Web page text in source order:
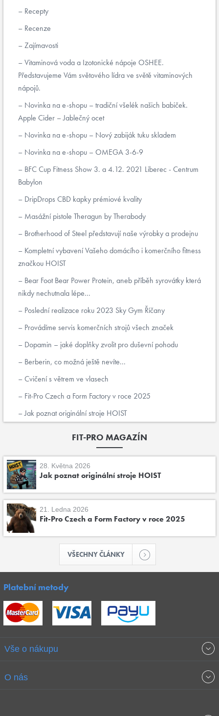
Recepty
Recenze
Zajímavosti
Vitaminová voda a Izotonické nápoje OSHEE.
Představujeme Vám světového lídra ve světě vitaminových
nápojů.
Novinka na e-shopu – tradiční všelék našich babiček.
Apple Cider – Jablečný ocet
Novinka na e-shopu – Nový zabiják tuku skladem
Novinka na e-shopu – OMEGA 3-6-9
BFC Cup Fitness Show 3. a 4.12. 2021 Liberec - Centrum
Babylon
DripDrops CBD kapky prémiové kvality
Masážní pistole Theragun by Therabody
Brotherhood of Steel představují naše výrobky a prodejnu
Kompletní vybavení Vašeho domácího i komerčního fitness
značkou HOIST
Bear Foot Bear Power Protein, aneb příběh syrovátky která
nikdy nechutnala lépe...
Poslední realizace roku 2023 Sky Gym Říčany
Provádíme servis komerčních strojů všech značek
Dopamin – jaké doplňky zvolit pro duševní pohodu
Berberin, co možná ještě nevíte...
Cvičení s větrem ve vlasech
Fit-Pro Czech a Form Factory v roce 2025
Jak poznat originální stroje HOIST
FIT-PRO MAGAZÍN
28. Května 2026
Jak poznat originální stroje HOIST
21. Ledna 2026
Fit-Pro Czech a Form Factory v roce 2025
VŠECHNY ČLÁNKY
Platební metody
Vše o nákupu
Obchodní podmínky
O nás